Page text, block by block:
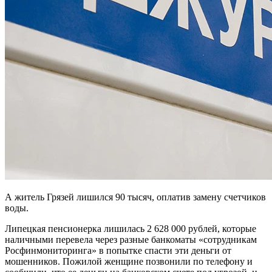
А житель Грязей лишился 90 тысяч, оплатив замену счетчиков
воды.
Липецкая пенсионерка лишилась 2 628 000 рублей, которые
наличными перевела через разные банкоматы «сотрудникам
Росфинмониторинга» в попытке спасти эти деньги от
мошенников. Пожилой женщине позвонили по телефону и